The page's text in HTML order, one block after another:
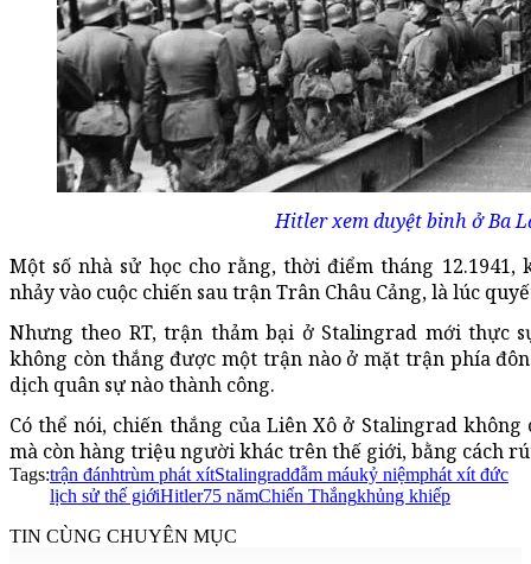
Hitler xem duyệt binh ở Ba
Một số nhà sử học cho rằng, thời điểm tháng
nhảy vào cuộc chiến sau trận Trân Châu Cảng, là lúc
Nhưng theo RT, trận thảm bại ở Stalingrad mới thực
không còn thắng được một trận nào ở mặt trận phía
dịch quân sự nào thành công.
Có thể nói, chiến thắng của Liên Xô ở Stalingrad
mà còn hàng triệu người khác trên thế giới, bằng cách
Tags:trận đánhtrùm phát xítStalingradđẫm máukỷ niệmphát xít đức
lịch sử thế giớiHitler75 nămChiến Thắngkhủng khiếp
TIN CÙNG CHUYÊN MỤC